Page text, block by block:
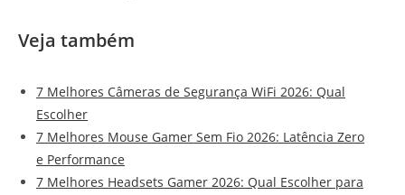
Veja também
7 Melhores Câmeras de Segurança WiFi 2026: Qual
Escolher
7 Melhores Mouse Gamer Sem Fio 2026: Latência Zero
e Performance
7 Melhores Headsets Gamer 2026: Qual Escolher para